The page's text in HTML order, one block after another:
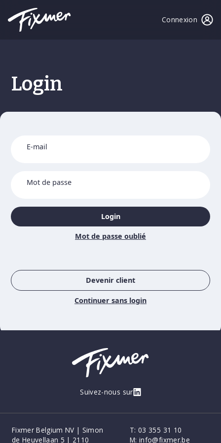
Connexion
Login
E-mail
Mot de passe
Login
Mot de passe oublié
Devenir client
Continuer sans login
Suivez-nous sur
Fixmer Belgium NV | Simon
de Heuvellaan 5 | 2110
T:03 355 31 10
M:info@fixmer.be